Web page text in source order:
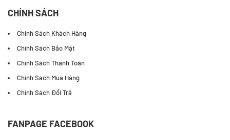
CHÍNH SÁCH
Chính Sách Khách Hàng
Chính Sách Bảo Mật
Chính Sách Thanh Toán
Chính Sách Mua Hàng
Chính Sách Đổi Trả
FANPAGE FACEBOOK